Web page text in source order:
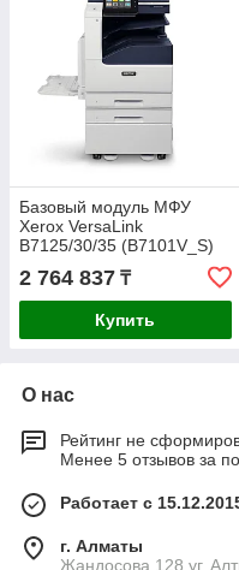
Базовый модуль МФУ
Xerox VersaLink
B7125/30/35 (B7101V_S)
Напольная конфигурация
с тумбой + лоток
2 764 837 ₸
Купить
О нас
Рейтинг не
Менее 5 отзывов за
Работает с
г. Алматы
Жандосова 128 уг.